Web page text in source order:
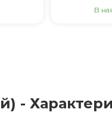
В
-